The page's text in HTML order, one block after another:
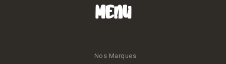
Menu
Nos Marques